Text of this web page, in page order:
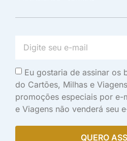
Eu gostaria de assinar os
do Cartões, Milhas e
promoções especiais por e-
e Viagens não venderá seu
QUERO